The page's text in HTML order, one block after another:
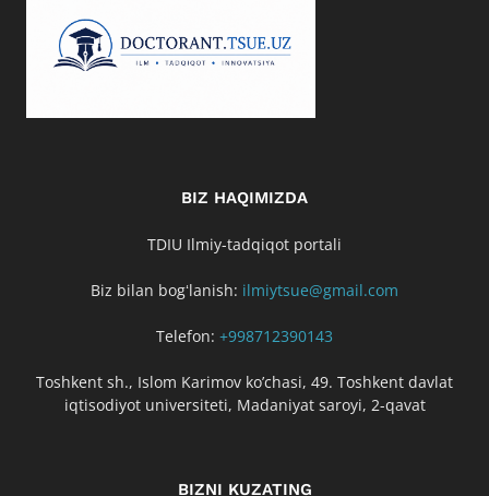
BIZ HAQIMIZDA
TDIU Ilmiy-tadqiqot portali
Biz bilan bogʻlanish: ilmiytsue@gmail.com
Telefon: +998712390143
Toshkent sh., Islom Karimov ko’chasi, 49. Toshkent davlat
iqtisodiyot universiteti, Madaniyat saroyi, 2-qavat
BIZNI KUZATING